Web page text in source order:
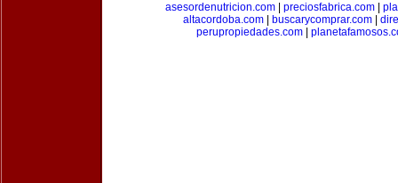
asesordenutricion.com
preciosfabrica.com
altacordoba.com
buscarycomprar.com
perupropiedades.com